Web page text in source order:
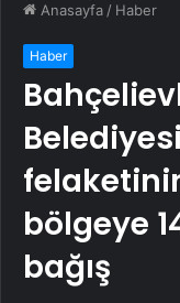
Anasayfa / Haber
Haber
bölgeye
bağış